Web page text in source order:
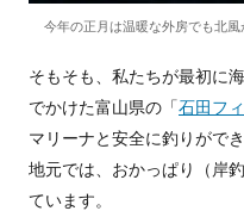
今年の正月は温暖な外房でも北風
そもそも、私たちが最初に
でかけた富山県の「石田フ
マリーナと安全に釣りがで
地元では、おかっぱり（岸
ています。